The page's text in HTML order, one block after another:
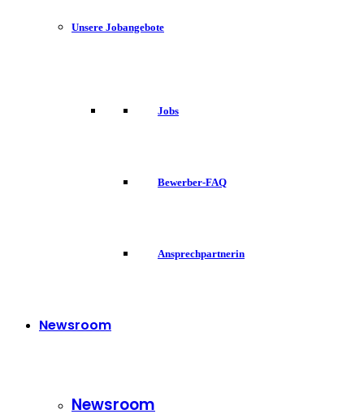
Unsere Jobangebote
Jobs
Bewerber-FAQ
Ansprechpartnerin
Newsroom
Newsroom